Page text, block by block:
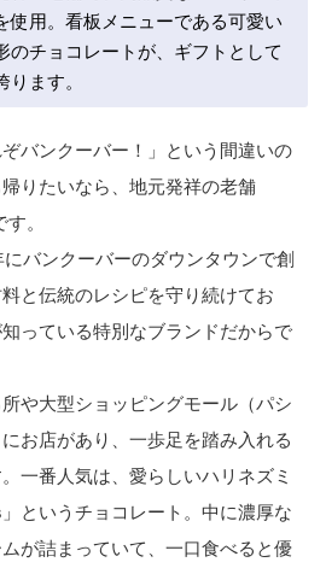
使用。看板メニューである可愛い
のチョコレートが、ギフトとして
ます。
バンクーバー！」という間違いの
りたいなら、地元発祥の老舗
。
バンクーバーのダウンタウンで創
と伝統のレシピを守り続けてお
っている特別なブランドだからで
や大型ショッピングモール（パシ
お店があり、一歩足を踏み入れる
一番人気は、愛らしいハリネズミ
というチョコレート。中に濃厚な
が詰まっていて、一口食べると優